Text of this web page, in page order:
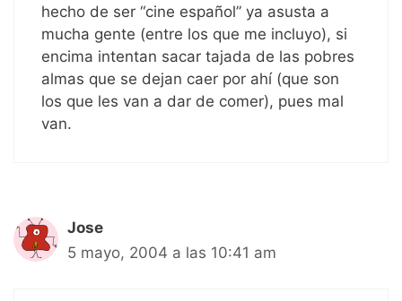
hecho de ser “cine español” ya asusta a
mucha gente (entre los que me incluyo), si
encima intentan sacar tajada de las pobres
almas que se dejan caer por ahí (que son
los que les van a dar de comer), pues mal
van.
Jose
5 mayo, 2004 a las 10:41 am